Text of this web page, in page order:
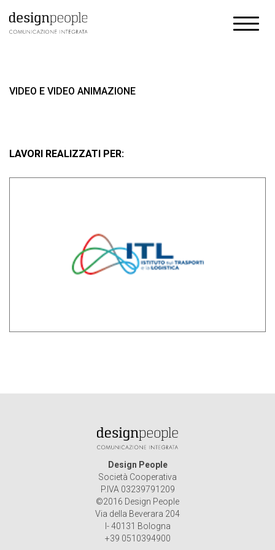
VIDEO E VIDEO ANIMAZIONE
LAVORI REALIZZATI PER:
Design People
Società Cooperativa
P.IVA 03239791209
©2016 Design People
Via della Beverara 204
I- 40131 Bologna
+39 0510394900